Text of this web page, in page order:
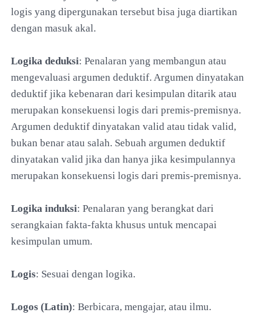
logis yang dipergunakan tersebut bisa juga diartikan
dengan masuk akal.
Logika deduksi: Penalaran yang membangun atau
mengevaluasi argumen deduktif. Argumen dinyatakan
deduktif jika kebenaran dari kesimpulan ditarik atau
merupakan konsekuensi logis dari premis-premisnya.
Argumen deduktif dinyatakan valid atau tidak valid,
bukan benar atau salah. Sebuah argumen deduktif
dinyatakan valid jika dan hanya jika kesimpulannya
merupakan konsekuensi logis dari premis-premisnya.
Logika induksi: Penalaran yang berangkat dari
serangkaian fakta-fakta khusus untuk mencapai
kesimpulan umum.
Logis: Sesuai dengan logika.
Logos (Latin): Berbicara, mengajar, atau ilmu.